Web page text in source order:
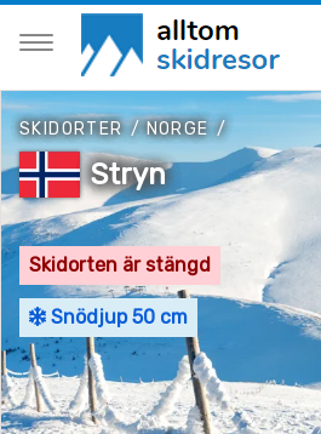
SKIDORTER /NORGE /
Stryn
Skidorten är stängd
Snödjup 50 cm